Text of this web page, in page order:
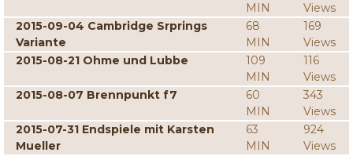
MIN
Views
2015-09-04 Cambridge Srprings
Variante
68
MIN
169
Views
2015-08-21 Ohme und Lubbe
109
MIN
116
Views
2015-08-07 Brennpunkt f7
60
MIN
343
Views
2015-07-31 Endspiele mit Karsten
Mueller
63
MIN
924
Views